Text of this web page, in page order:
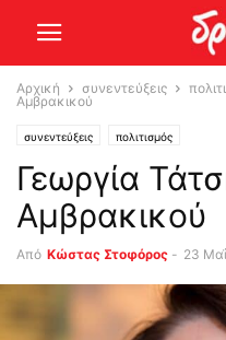
Αρχική συνεντεύξεις
Αμβρακικού
συνεντεύξεις πολιτισμός
Γεωργία
Αμβρακικού
Από Κώστας Στοφόρος - 23